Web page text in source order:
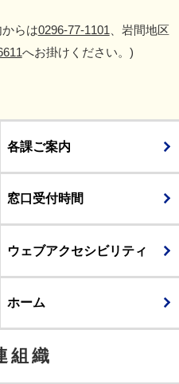
らは0296-77-1101 、岩間地区
へお掛けください。)
各課ご案内
窓口受付時間
ウェブアクセシビリティ
ホーム
組織